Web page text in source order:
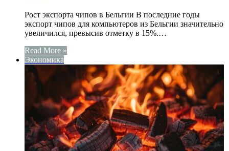
Рост экспорта чипов в Бельгии В последние годы
экспорт чипов для компьютеров из Бельгии значительно
увеличился, превысив отметку в 15%.…
Read More »
Экономика